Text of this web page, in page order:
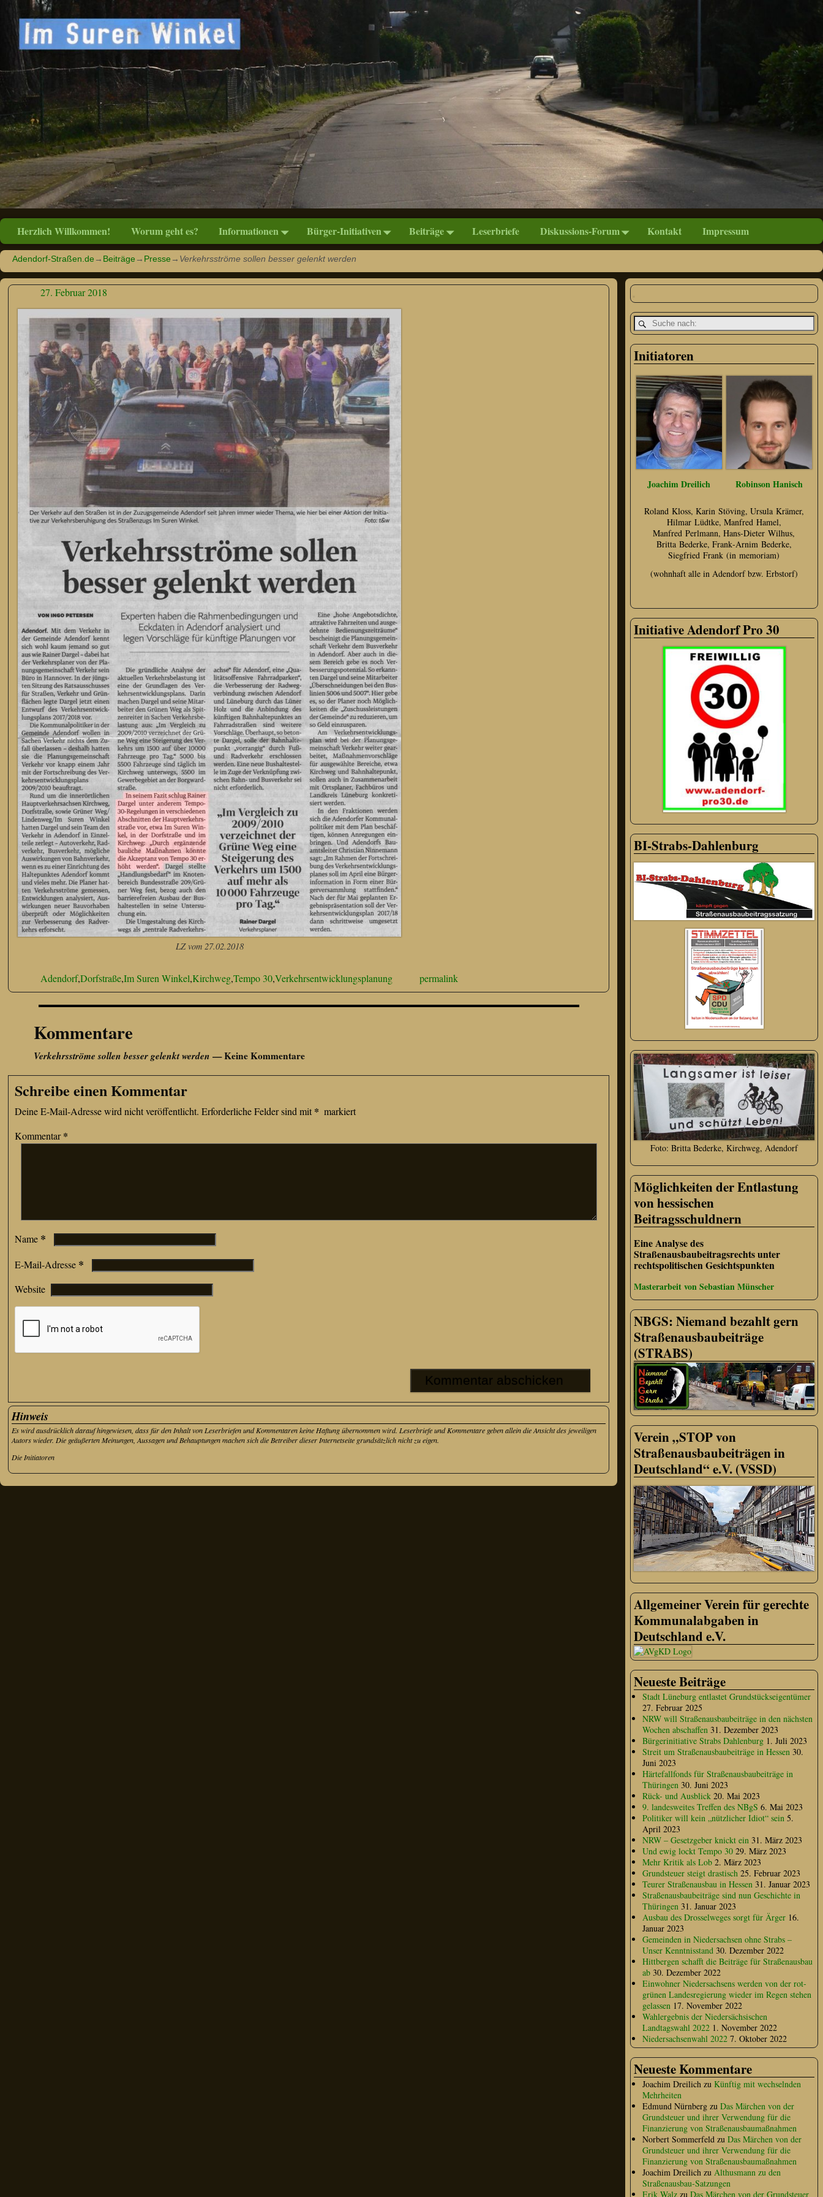
Herzlich Willkommen! Worum geht es? Informationen Bürger-Initiativen Beiträge Leserbriefe Diskussions-Forum Kontakt Impressum
Adendorf-Straßen.de→ Beiträge→ Presse→ Verkehrsströme sollen besser gelenkt werden
27. Februar 2018
LZ vom 27.02.2018
Adendorf,Dorfstraße,Im Suren Winkel,Kirchweg,Tempo 30,Verkehrsentwicklungsplanung permalink
Kommentare
Verkehrsströme sollen besser gelenkt werden — Keine Kommentare
Schreibe einen Kommentar
Deine E-Mail-Adresse wird nicht veröffentlicht. Erforderliche Felder sind mit * markiert
Kommentar*
Name *
E-Mail-Adresse *
Website
Hinweis
Es wird ausdrücklich darauf hingewiesen, dass für den Inhalt von Leserbriefen und Kommentaren keine Haftung übernommen wird. Leserbriefe und Kommentare geben allein die Ansicht des jeweiligen
Autors wieder. Die geäußerten Meinungen, Aussagen und Behauptungen machen sich die Betreiber dieser Internetseite grundsätzlich nicht zu eigen.
Die Initiatoren
Initiatoren
Joachim Dreilich Robinson Hanisch
Roland Kloss, Karin Stöving, Ursula Krämer,
Hilmar Lüdtke, Manfred Hamel,
Manfred Perlmann, Hans‑Dieter Wilhus,
Britta Bederke, Frank‑Arnim Bederke,
Siegfried Frank (in memoriam)
(wohnhaft alle in Adendorf bzw. Erbstorf)
Initiative Adendorf Pro 30
BI-Strabs-Dahlenburg
Foto: Britta Bederke, Kirchweg, Adendorf
Möglichkeiten der Entlastung
von hessischen
Beitragsschuldnern
Eine Analyse des
Straßenausbaubeitragsrechts unter
rechtspolitischen Gesichtspunkten
Masterarbeit von Sebastian Münscher
NBGS: Niemand bezahlt gern
Straßenausbaubeiträge
(STRABS)
Verein „STOP von
Straßenausbaubeiträgen in
Deutschland“ e.V. (VSSD)
Allgemeiner Verein für gerechte
Kommunalabgaben in
Deutschland e.V.
Neueste Beiträge
Stadt Lüneburg entlastet Grundstückseigentümer
27. Februar 2025
NRW will Straßenausbaubeiträge in den nächsten
Wochen abschaffen 31. Dezember 2023
Bürgerinitiative Strabs Dahlenburg 1. Juli 2023
Streit um Straßenausbaubeiträge in Hessen 30.
Juni 2023
Härtefallfonds für Straßenausbaubeiträge in
Thüringen 30. Juni 2023
Rück- und Ausblick 20. Mai 2023
9. landesweites Treffen des NBgS 6. Mai 2023
Politiker will kein „nützlicher Idiot“ sein 5.
April 2023
NRW – Gesetzgeber knickt ein 31. März 2023
Und ewig lockt Tempo 30 29. März 2023
Mehr Kritik als Lob 2. März 2023
Grundsteuer steigt drastisch 25. Februar 2023
Teurer Straßenausbau in Hessen 31. Januar 2023
Straßenausbaubeiträge sind nun Geschichte in
Thüringen 31. Januar 2023
Ausbau des Drosselweges sorgt für Ärger 16.
Januar 2023
Gemeinden in Niedersachsen ohne Strabs –
Unser Kenntnisstand 30. Dezember 2022
Hittbergen schafft die Beiträge für Straßenausbau
ab 30. Dezember 2022
Einwohner Niedersachsens werden von der rot-
grünen Landesregierung wieder im Regen stehen
gelassen 17. November 2022
Wahlergebnis der Niedersächsischen
Landtagswahl 2022 1. November 2022
Niedersachsenwahl 2022 7. Oktober 2022
Neueste Kommentare
Joachim Dreilich zuKünftig mit wechselnden
Mehrheiten
Edmund Nürnberg zuDas Märchen von der
Grundsteuer und ihrer Verwendung für die
Finanzierung von Straßenausbaumaßnahmen
Norbert Sommerfeld zuDas Märchen von der
Grundsteuer und ihrer Verwendung für die
Finanzierung von Straßenausbaumaßnahmen
Joachim Dreilich zuAlthusmann zu den
Straßenausbau-Satzungen
Erik Walz zuDas Märchen von der Grundsteuer